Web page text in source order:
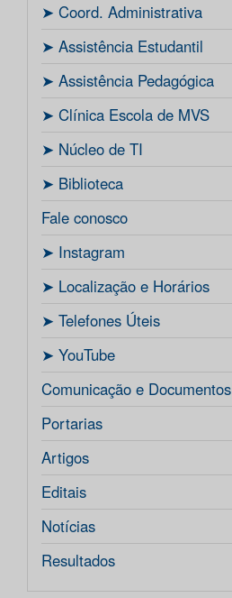
ㅤ➤ Coord. Administrativa
ㅤ➤ Assistência Estudantil
ㅤ➤ Assistência Pedagógica
ㅤ➤ Clínica Escola de MVS
ㅤ➤ Núcleo de TI
ㅤ➤ Biblioteca
Fale conosco
ㅤ➤ Instagram
ㅤ➤ Localização e Horários
ㅤ➤ Telefones Úteis
ㅤ➤ YouTube
Comunicação e Documentos
Portarias
Artigos
Editais
Notícias
Resultados